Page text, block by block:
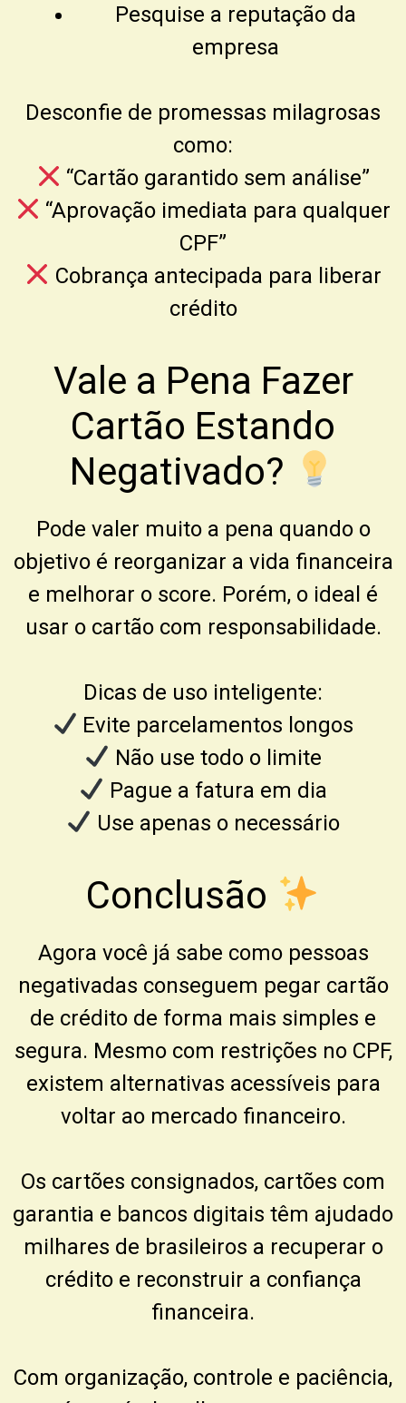
Pesquise a reputação da
empresa
Desconfie de promessas milagrosas
como:
“Cartão garantido sem análise”
“Aprovação imediata para qualquer
CPF”
Cobrança antecipada para liberar
crédito
Vale a Pena Fazer
Cartão Estando
Negativado?
Pode valer muito a pena quando o
objetivo é reorganizar a vida financeira
e melhorar o score. Porém, o ideal é
usar o cartão com responsabilidade.
Dicas de uso inteligente:
Evite parcelamentos longos
Não use todo o limite
Pague a fatura em dia
Use apenas o necessário
Conclusão
Agora você já sabe como pessoas
negativadas conseguem pegar cartão
de crédito de forma mais simples e
segura. Mesmo com restrições no CPF,
existem alternativas acessíveis para
voltar ao mercado financeiro.
Os cartões consignados, cartões com
garantia e bancos digitais têm ajudado
milhares de brasileiros a recuperar o
crédito e reconstruir a confiança
financeira.
Com organização, controle e paciência,